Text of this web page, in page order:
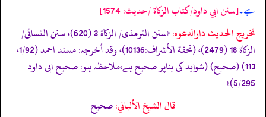
ہے۔[سنن ابي داود/كتاب الزكاة /حدیث: 1574]
تخریج الحدیث دارالدعوہ:
«‏‏‏‏سنن الترمذی/ الزکاة 3 (620)، سنن النسائی/
الزکاة 18 (2479)، (تحفة الأشراف:10136)، وقد أخرجہ: مسند احمد (1/92،
113) (صحیح) (شواہد کی بناپر صحیح ہے،ملاحظہ ہو: صحیح ابی داود
5/295)»
قال الشيخ الألباني:صحيح